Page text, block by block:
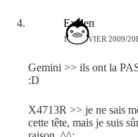
Exelen
14 JANVIER 2009/
Gemini >> ils ont la
:D
X4713R >> je ne sais
cette tête, mais je suis